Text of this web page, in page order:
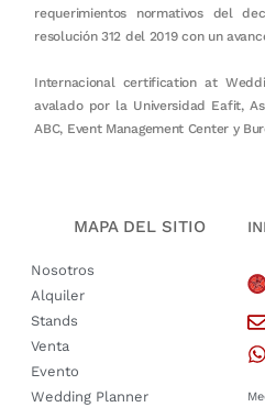
requerimientos normativos del
resolución 312 del 2019 con un
Internacional certification at
avalado por la Universidad Eafit,
ABC, Event Management Center y
MAPA DEL SITIO
Nosotros
Alquiler
Stands
Venta
Evento
Wedding Planner